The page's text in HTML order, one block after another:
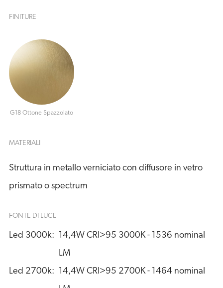
FINITURE
G18 Ottone Spazzolato
MATERIALI
Struttura in metallo verniciato con diffusore in vetro
prismato o spectrum
FONTE DI LUCE
Led 3000k:
14,4W CRI>95 3000K - 1536 nominal
LM
Led 2700k:
14,4W CRI>95 2700K - 1464 nominal